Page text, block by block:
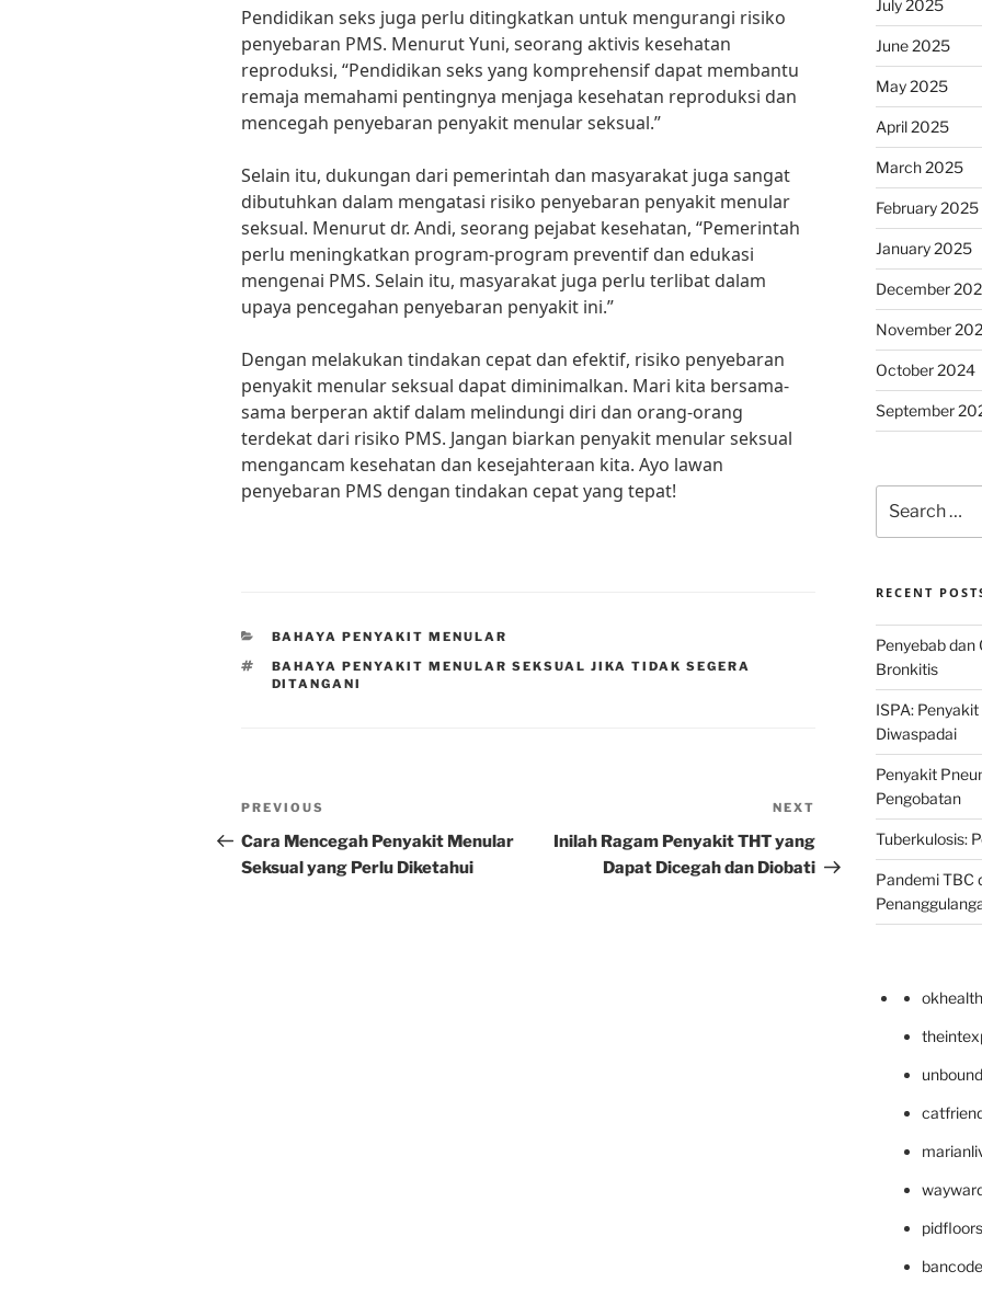
Pendidikan seks juga perlu ditingkatkan untuk mengurangi risiko
penyebaran PMS. Menurut Yuni, seorang aktivis kesehatan
reproduksi, “Pendidikan seks yang komprehensif dapat membantu
remaja memahami pentingnya menjaga kesehatan reproduksi dan
mencegah penyebaran penyakit menular seksual.”
Selain itu, dukungan dari pemerintah dan masyarakat juga sangat
dibutuhkan dalam mengatasi risiko penyebaran penyakit menular
seksual. Menurut dr. Andi, seorang pejabat kesehatan, “Pemerintah
perlu meningkatkan program-program preventif dan edukasi
mengenai PMS. Selain itu, masyarakat juga perlu terlibat dalam
upaya pencegahan penyebaran penyakit ini.”
Dengan melakukan tindakan cepat dan efektif, risiko penyebaran
penyakit menular seksual dapat diminimalkan. Mari kita bersama-
sama berperan aktif dalam melindungi diri dan orang-orang
terdekat dari risiko PMS. Jangan biarkan penyakit menular seksual
mengancam kesehatan dan kesejahteraan kita. Ayo lawan
penyebaran PMS dengan tindakan cepat yang tepat!
CATEGORIES
BAHAYA PENYAKIT MENULAR
TAGS
BAHAYA PENYAKIT MENULAR SEKSUAL JIKA TIDAK SEGERA
DITANGANI
Post
navigation
Previous
Post
PREVIOUS
Cara Mencegah Penyakit Menular
Seksual yang Perlu Diketahui
Post
NEXT
Inilah Ragam Penyakit THT yang
Dapat Dicegah dan Diobati
July 2025
June 2025
May 2025
April 2025
March 2025
February 2025
January 2025
December
November
October 2024
September
for:
RECENT
Penyebab dan
Bronkitis
ISPA:
Diwaspadai
Penyakit
Pengobatan
Tuberkulosis:
Pandemi TBC